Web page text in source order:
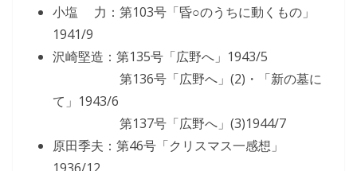
小塩 力：第103号「昏○のうちに動くもの」
1941/9
沢崎堅造：第135号「広野へ」1943/5
第136号「広野へ」(2)・「新の墓に
て」1943/6
第137号「広野へ」(3)1944/7
原田季夫：第46号「クリスマス一感想」